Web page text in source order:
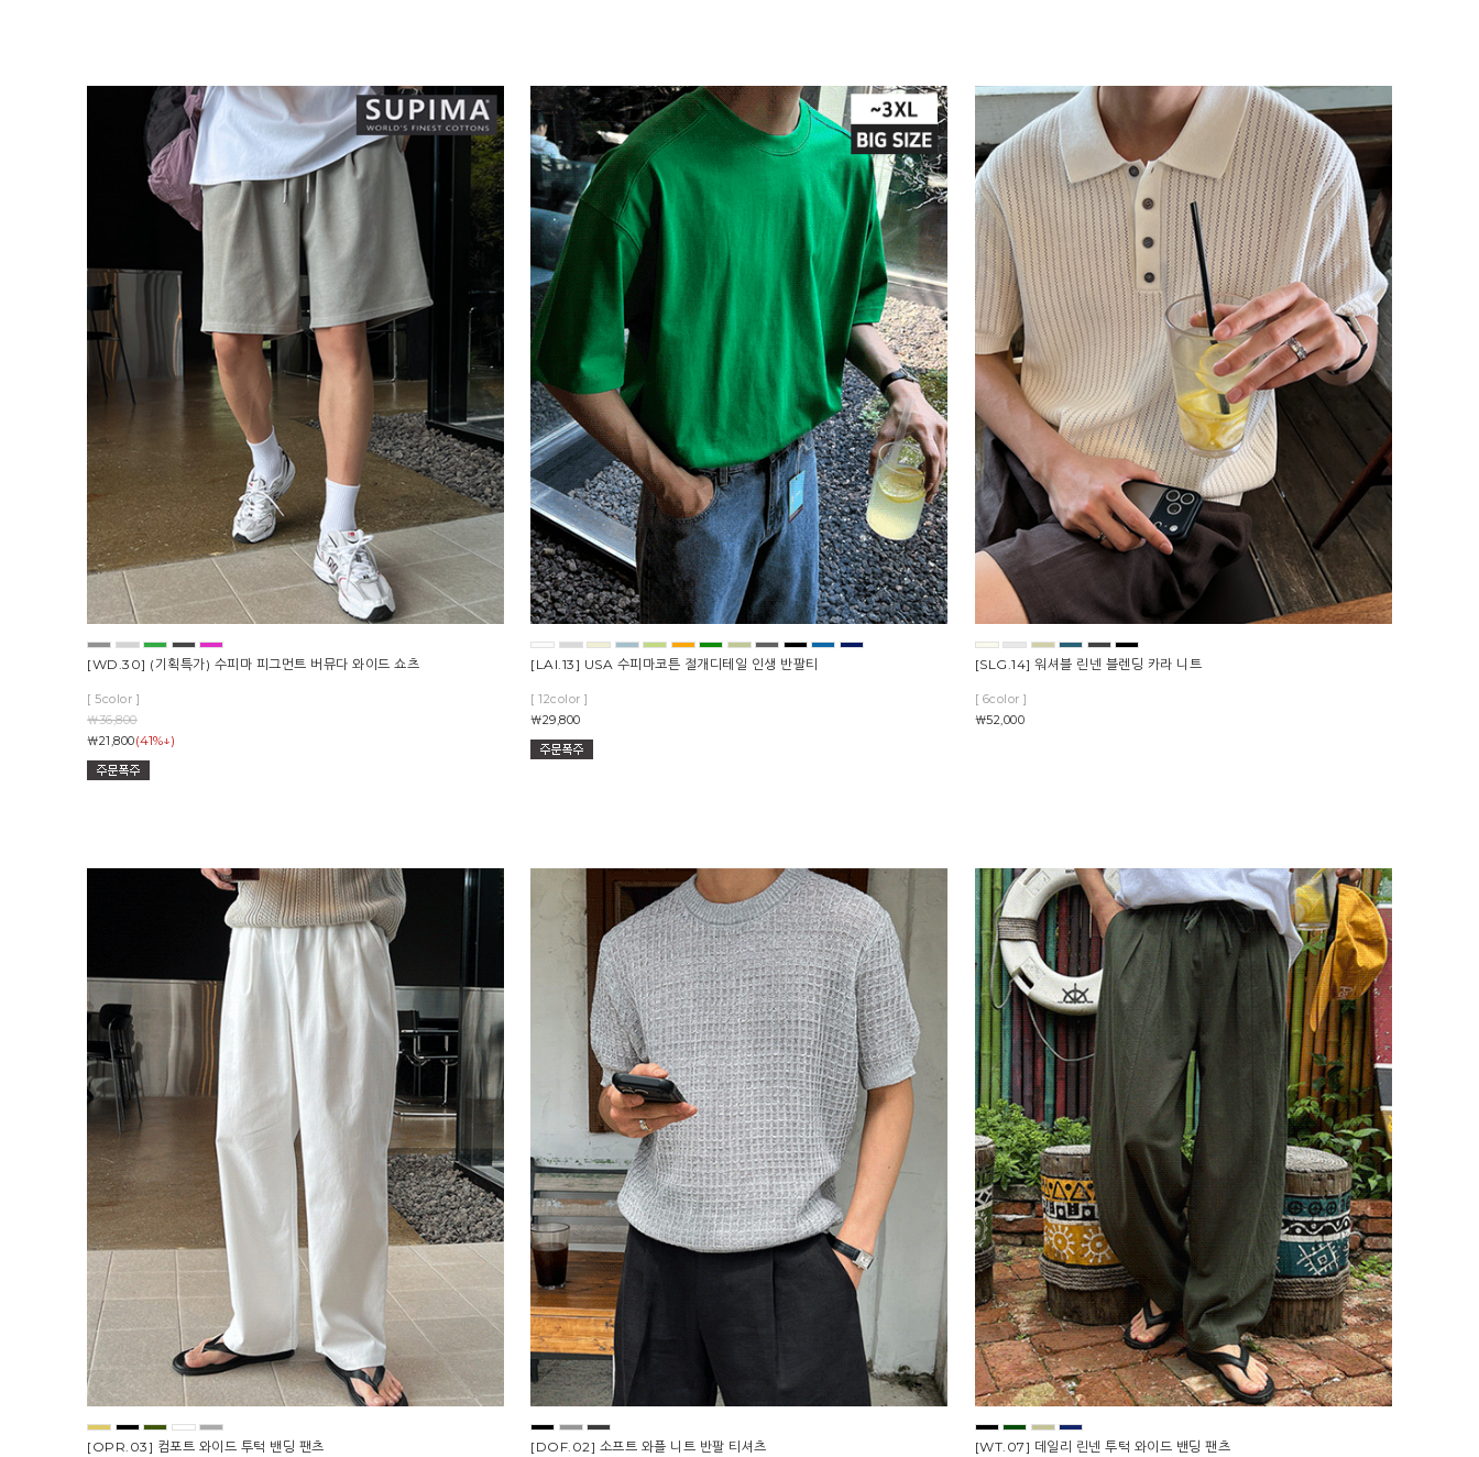
[WD.30] (기획특가) 수피마 피그먼트 버뮤다 와이드 쇼츠
[ 5color ]
￦36,800
￦21,800(41%↓)
[LAI.13] USA 수피마코튼 절개디테일 인생 반팔티
[ 12color ]
￦29,800
[SLG.14] 워셔블 린넨 블렌딩 카라 니트
[ 6color ]
￦52,000
[OPR.03] 컴포트 와이드 투턱 밴딩 팬츠 [DOF.02] 소프트 와플 니트 반팔 티셔츠 [WT.07] 데일리 린넨 투턱 와이드 밴딩 팬츠